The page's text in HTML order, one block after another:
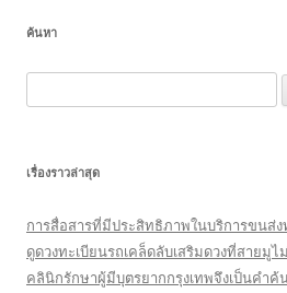
ค้นหา
for:
เรื่องราวล่าสุด
การสื่อสารที่มีประสิทธิภาพในบริการขนส่ง
ดูดวงทะเบียนรถเคล็ดลับเสริมดวงที่สายมู
คลินิกรักษาผู้มีบุตรยากกรุงเทพจึงเป็นคำ